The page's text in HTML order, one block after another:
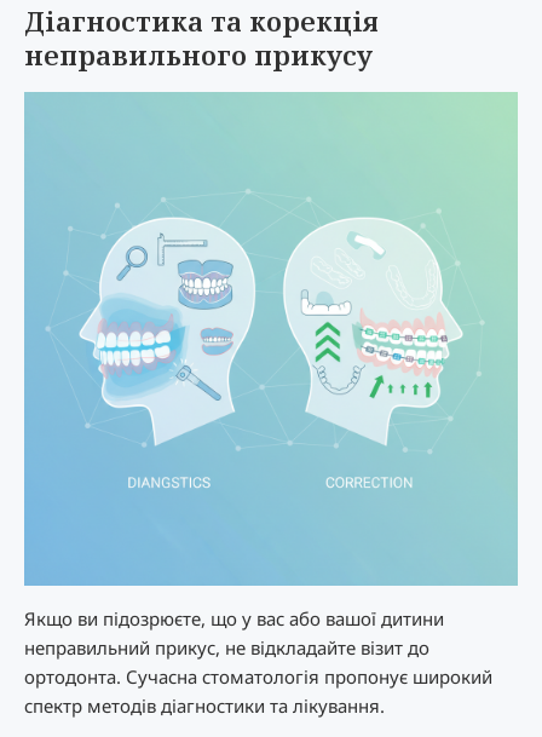
Діагностика та корекція
неправильного прикусу
Якщо ви підозрюєте, що у вас або вашої дитини
неправильний прикус, не відкладайте візит до
ортодонта. Сучасна стоматологія пропонує широкий
спектр методів діагностики та лікування.